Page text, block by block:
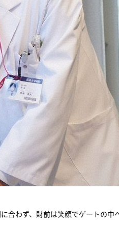
合わず、財前は笑顔でゲートの中